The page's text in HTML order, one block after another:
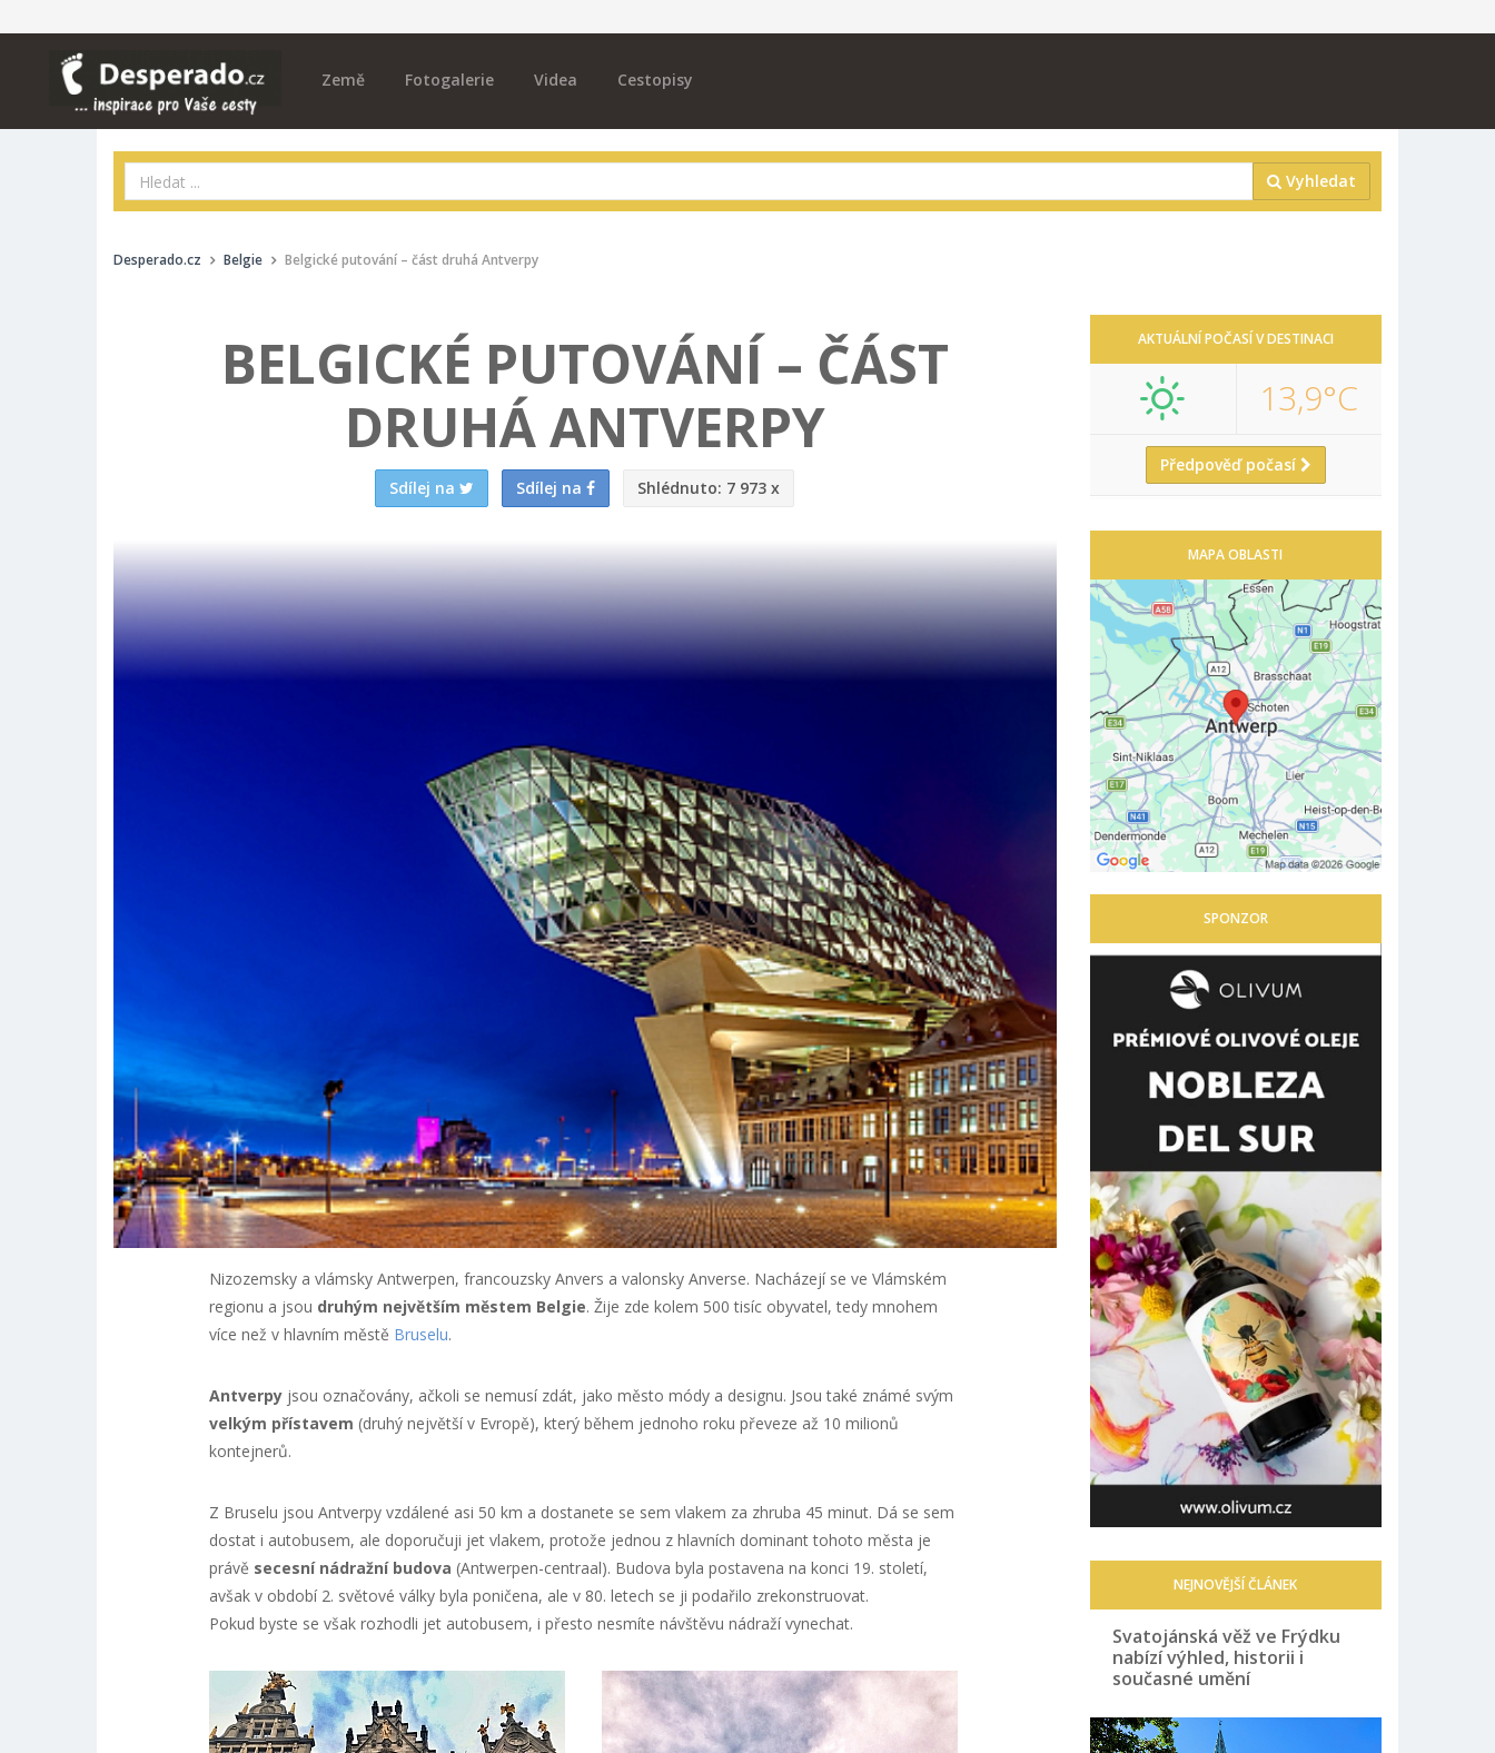
Země Fotogalerie Videa Cestopisy
Vyhledat
Desperado.cz Belgie Belgické putování – část druhá Antverpy
BELGICKÉ PUTOVÁNÍ – ČÁST
DRUHÁ ANTVERPY
Sdílej na Sdílej na Shlédnuto: 7 973 x
Nizozemsky a vlámsky Antwerpen, francouzsky Anvers a valonsky Anverse. Nacházejí se ve Vlámském
regionu a jsou druhým největším městem Belgie. Žije zde kolem 500 tisíc obyvatel, tedy mnohem
více než v hlavním městě Bruselu.
Antverpyjsou označovány, ačkoli se nemusí zdát, jako město módy a designu. Jsou také známé svým
velkým přístavem (druhý největší v Evropě), který během jednoho roku převeze až 10 milionů
kontejnerů.
Z Bruselu jsou Antverpy vzdálené asi 50 km a dostanete se sem vlakem za zhruba 45 minut. Dá se sem
dostat i autobusem, ale doporučuji jet vlakem, protože jednou z hlavních dominant tohoto města je
právě secesní nádražní budova (Antwerpen-centraal). Budova byla postavena na konci 19. století,
avšak v období 2. světové války byla poničena, ale v 80. letech se ji podařilo zrekonstruovat.
Pokud byste se však rozhodli jet autobusem, i přesto nesmíte návštěvu nádraží vynechat.
AKTUÁLNÍ POČASÍ V DESTINACI
13,9°C
Předpověď počasí
MAPA OBLASTI
SPONZOR
NEJNOVĚJŠÍ ČLÁNEK
Svatojánská věž ve Frýdku
nabízí výhled, historii i
současné umění